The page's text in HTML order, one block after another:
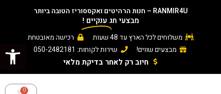
פתח סרגל נגישות
RANMIR4U – חנות הרהיטים ואקססוריז הטובה ביותר
מבצעי חג ענקיים !
משלוחים לכל הארץ עד 48 שעות
רכישה מאובטחת
מבצעים שווים!
שירות לקוחות: 050-2482181
חיוב רק לאחר בדיקת מלאי ​